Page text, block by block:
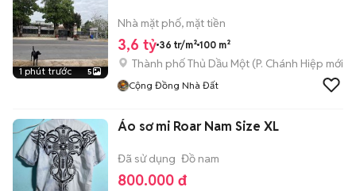
1 phút trước 5
Nhà mặt phố, mặt tiền
3,6 tỷ 36 tr/m² 100 m²
Thành phố Thủ Dầu Một (P. Chánh Hiệp mới)
Cộng Đồng Nhà Đất
Áo sơ mi Roar Nam Size XL
Đã sử dụng Đồ nam
800.000 đ